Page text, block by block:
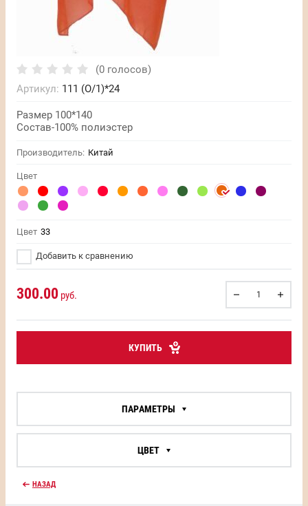
(0 голосов)
Артикул: 111 (O/1)*24
Размер 100*140
Состав-100% полиэстер
Производитель: Китай
Цвет
Цвет 33
Добавить к сравнению
300.00 руб.
КУПИТЬ
ПАРАМЕТРЫ
ЦВЕТ
НАЗАД